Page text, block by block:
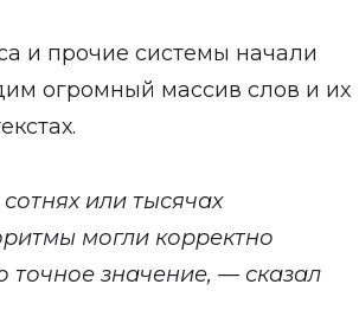
и прочие системы начали
огромный массив слов и их
или тысячах
могли корректно
точное значение, — сказал